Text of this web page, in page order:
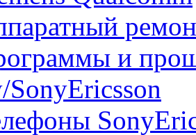
и
SonyEricsson